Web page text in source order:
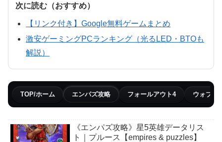
次に読む（おすすめ）
【リンク付き】Google無料ゲームまとめ
激安ゲーミングPCランキング（光るLED・BTOも
解説）
TOP/ホーム エンパズ攻略 フォールアウト4 ウォブリ
《エンパズ攻略》星5英雄データリス
ト｜プルース【empires & puzzles】